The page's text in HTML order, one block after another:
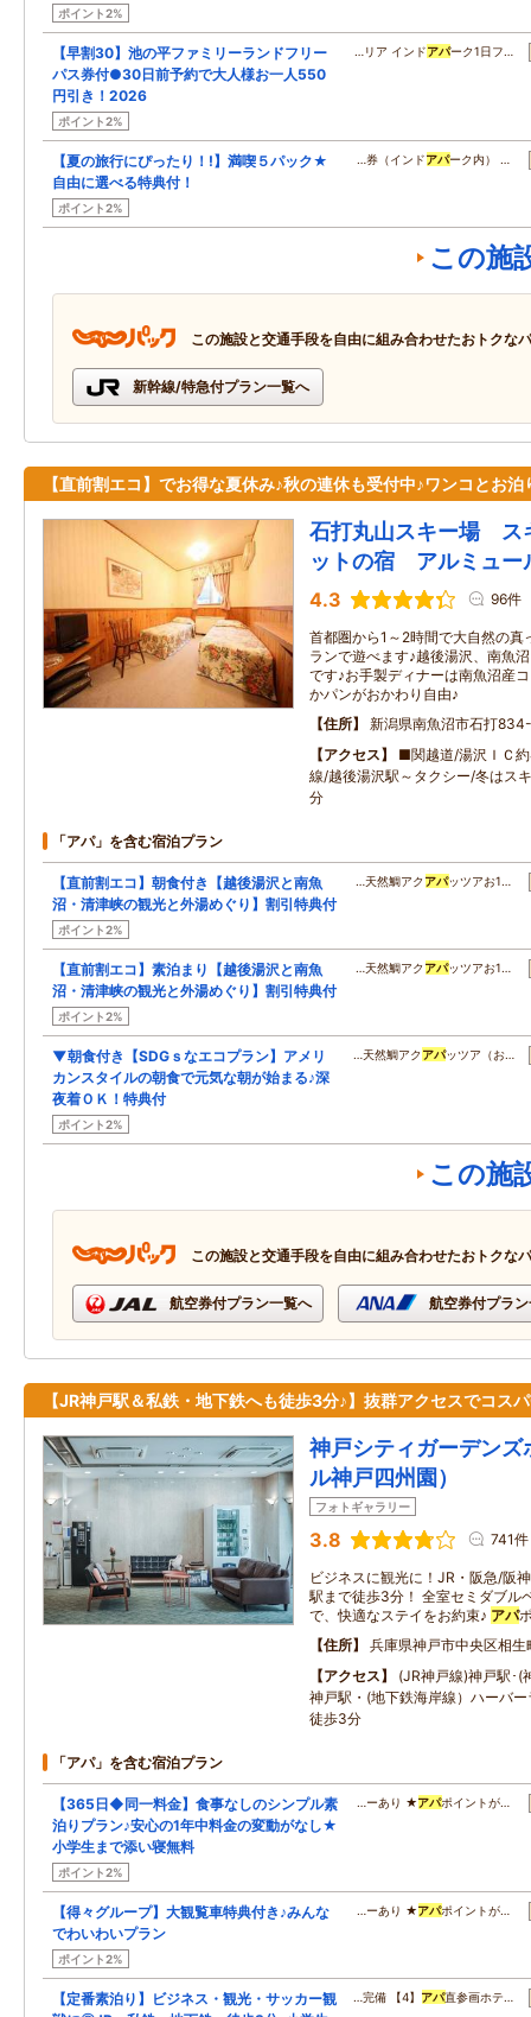
ポイント2%
【早割30】池の平ファミリーランドフリー
パス券付●30日前予約で大人様お一人550
円引き！2026
ポイント2%
…リア インドアパーク1日フ…
【夏の旅行にぴったり！!】満喫５パック★
自由に選べる特典付！
ポイント2%
…券（インドアパーク内） …
この施
この施設と交通手段を自由に組み合わせたおトクな
新幹線/特急付プラン一覧へ
【直前割エコ】でお得な夏休み♪秋の連休も受付中♪ワンコとお泊
石打丸山スキー場 ス
ットの宿 アルミュー
4.3 96件
首都圏から1～2時間で大自然の真
ランで遊べます♪越後湯沢、南魚
です♪お手製ディナーは南魚沼産
かパンがおかわり自由♪
住所
新潟県南魚沼市石打
アクセス
■関越道/湯沢ＩＣ
線/越後湯沢駅～タクシー/冬はス
分
「アパ」を含む宿泊プラン
【直前割エコ】朝食付き【越後湯沢と南魚
沼・清津峡の観光と外湯めぐり】割引特典付
ポイント2%
…天然鯛アクアパッツアお1…
【直前割エコ】素泊まり【越後湯沢と南魚
沼・清津峡の観光と外湯めぐり】割引特典付
ポイント2%
…天然鯛アクアパッツアお1…
▼朝食付き【SDGｓなエコプラン】アメリ
カンスタイルの朝食で元気な朝が始まる♪深
夜着ＯＫ！特典付
ポイント2%
…天然鯛アクアパッツア（お…
この施
この施設と交通手段を自由に組み合わせたおトクな
航空券付プラン一覧へ 航空券付プラ
【JR神戸駅＆私鉄・地下鉄へも徒歩3分♪】抜群アクセスでコス
神戸シティガーデン
ル神戸四州園）
フォトギャラリー
3.8 741件
ビジネスに観光に！JR・阪急/阪
駅まで徒歩3分！ 全室セミダブル
で、快適なステイをお約束♪ アパ
住所
兵庫県神戸市中央区相
アクセス
(JR神戸線)神戸駅･(
神戸駅・(地下鉄海岸線）ハーバ
徒歩3分
「アパ」を含む宿泊プラン
【365日◆同一料金】食事なしのシンプル素
泊りプラン♪安心の1年中料金の変動がなし★
小学生まで添い寝無料
ポイント2%
…ーあり ★アパポイントが…
【得々グループ】大観覧車特典付き♪みんな
でわいわいプラン
ポイント2%
…ーあり ★アパポイントが…
【定番素泊り】ビジネス・観光・サッカー観
…完備 【4】 アパ直参画ホテ…